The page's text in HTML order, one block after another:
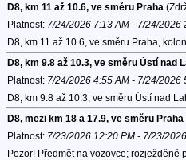
D8, km 11 až 10.6, ve směru Praha
Platnost: 7/24/2026 7:13 AM - 7/24/2026
D8, km 11 až 10.6, ve směru Praha,
D8, km 9.8 až 10.3, ve směru Ústí nad
Platnost: 7/24/2026 4:55 AM - 7/24/2026
D8, km 9.8 až 10.3, ve směru Ústí nad
D8, mezi km 18 a 17.9, ve směru Praha
Platnost: 7/23/2026 12:20 PM - 7/23/
Pozor! Předmět na vozovce; rozježděné